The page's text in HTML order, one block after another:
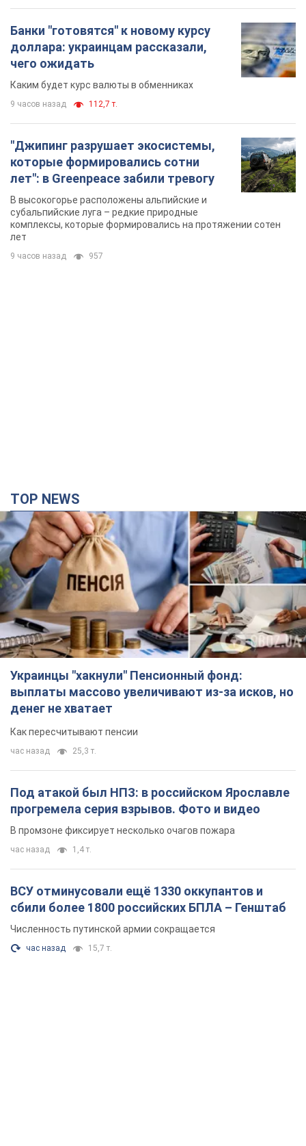
Банки "готовятся" к новому курсу
доллара: украинцам рассказали,
чего ожидать
Каким будет курс валюты в обменниках
9 часов назад 112,7 т.
"Джипинг разрушает экосистемы,
которые формировались сотни
лет": в Greenpeace забили тревогу
В высокогорье расположены альпийские и
субальпийские луга – редкие природные
комплексы, которые формировались на протяжении сотен
лет
9 часов назад 957
TOP NEWS
Украинцы "хакнули" Пенсионный фонд:
выплаты массово увеличивают из-за исков, но
денег не хватает
Как пересчитывают пенсии
час назад 25,3 т.
Под атакой был НПЗ: в российском Ярославле
прогремела серия взрывов. Фото и видео
В промзоне фиксирует несколько очагов пожара
час назад 1,4 т.
ВСУ отминусовали ещё 1330 оккупантов и
сбили более 1800 российских БПЛА – Генштаб
Численность путинской армии сокращается
час назад 15,7 т.